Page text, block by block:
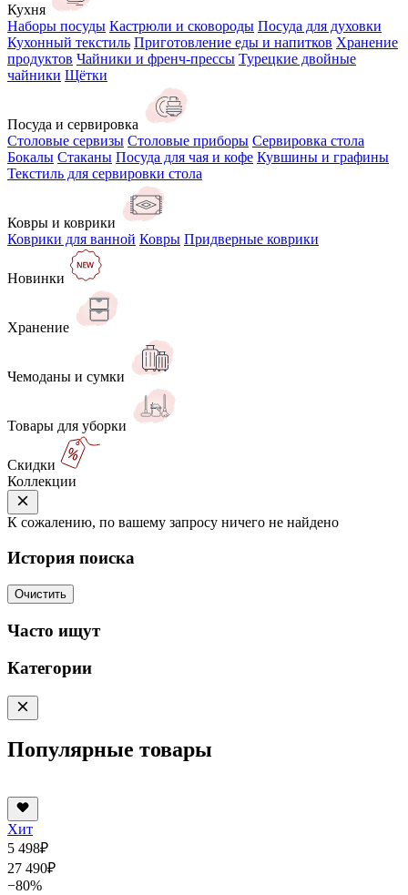
Кухня
Наборы посуды Кастрюли и сковороды Посуда для духовки
Кухонный текстиль Приготовление еды и напитков Хранение
продуктов Чайники и френч-прессы Турецкие двойные
чайники Щётки
Посуда и сервировка
Столовые сервизы Столовые приборы Сервировка стола
Бокалы Стаканы Посуда для чая и кофе Кувшины и графины
Текстиль для сервировки стола
Ковры и коврики
Коврики для ванной Ковры Придверные коврики
Новинки
Хранение
Чемоданы и сумки
Товары для уборки
Скидки
Коллекции
К сожалению, по вашему запросу ничего не найдено
История поиска
Очистить
Часто ищут
Категории
Популярные товары
Хит
5 498₽
27 490₽
−80%